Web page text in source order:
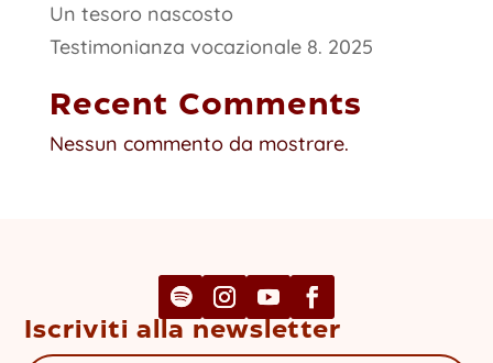
Un tesoro nascosto
Testimonianza vocazionale 8. 2025
Recent Comments
Nessun commento da mostrare.
Iscriviti alla newsletter